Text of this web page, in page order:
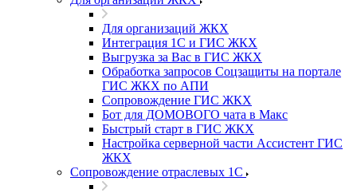
Для организаций ЖКХ
Интеграция 1С и ГИС ЖКХ
Выгрузка за Вас в ГИС ЖКХ
Обработка запросов Соцзащиты на портале
ГИС ЖКХ по АПИ
Сопровождение ГИС ЖКХ
Бот для ДОМОВОГО чата в Макс
Быстрый старт в ГИС ЖКХ
Настройка серверной части Ассистент ГИС
ЖКХ
Сопровождение отраслевых 1С